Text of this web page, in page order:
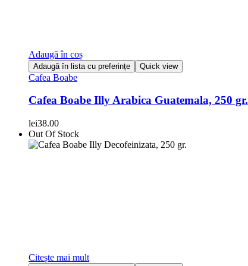
Adaugă în coș
Adaugă în lista cu preferințe Quick view
Cafea Boabe
Cafea Boabe Illy Arabica Guatemala, 250 gr.
lei38.00
Out Of Stock
Citește mai mult